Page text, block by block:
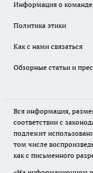
Информация о команде
Политика этики
Как с нами связаться
Обзорные статьи и
Вся информация,
соответствии с
подлежит
том числе
как с письменного